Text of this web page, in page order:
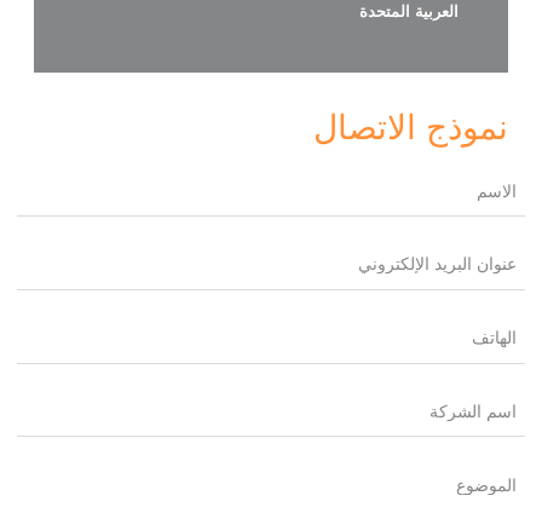
العربية المتحدة
نموذج الاتصال